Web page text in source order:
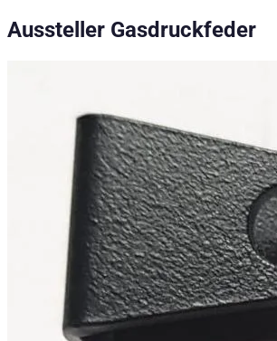
Technische Daten
Nettogewicht:0.2kg
Bruttogewicht:0.25kg
Einbauzeit:5
Konfigurationsvarianten:1
Preis ab:43,20€inkl. MwSt.
Aussteller Gasdruckfeder